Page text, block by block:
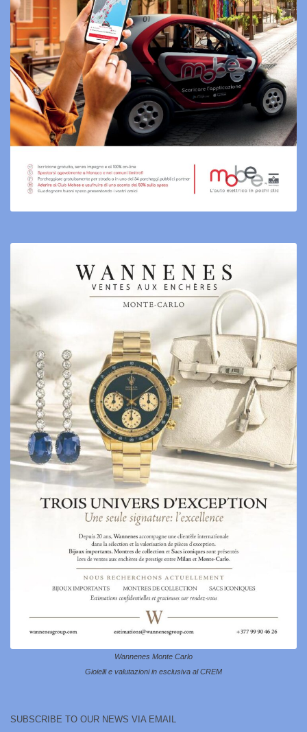
Wannenes Monte Carlo
Gioielli e valutazioni in esclusiva al CREM
SUBSCRIBE TO OUR NEWS VIA EMAIL